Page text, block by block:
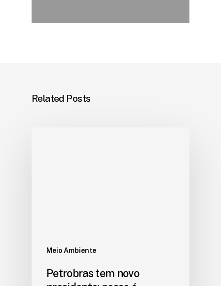
Related Posts
Meio Ambiente
Petrobras tem novo